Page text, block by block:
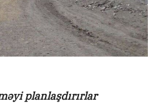
planlaşdırırlar